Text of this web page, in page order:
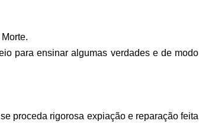
para ensinar algumas verdades e de modo
proceda rigorosa expiação e reparação feita